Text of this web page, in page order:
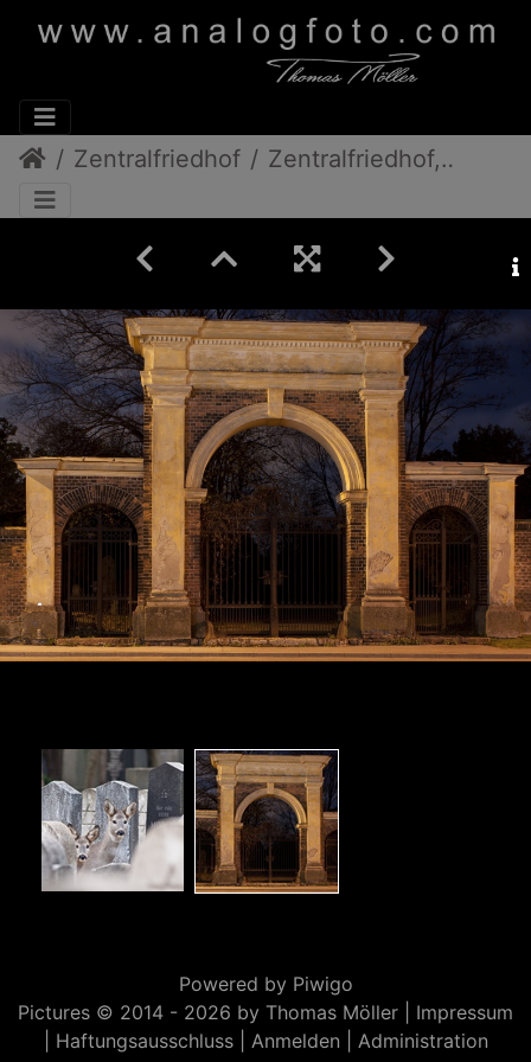
Zentralfriedhof Zentralfriedhof, Seitentor
Powered by Piwigo
Pictures © 2014 - 2026 by Thomas Möller | Impressum
Haftungsausschluss| Anmelden Administration